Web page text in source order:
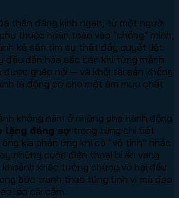
thân đáng kinh ngạc, từ một người
thuộc hoàn toàn vào “chồng” mình,
kẻ săn tìm sự thật đầy quyết liệt.
đầu dần hóa sắc bén khi từng mảnh
ghép nối — và khối tài sản khổng
là động cơ cho một âm mưu chết
không nằm ở những pha hành động
lặng đáng sợ trong từng chi tiết
kia phản ứng khi cô “vô tình” nhắc
những cuộc điện thoại bí ẩn vang
khoảnh khắc tưởng chừng vô hại đều
bức tranh thao túng tinh vi mà đạo
léo cài cắm.